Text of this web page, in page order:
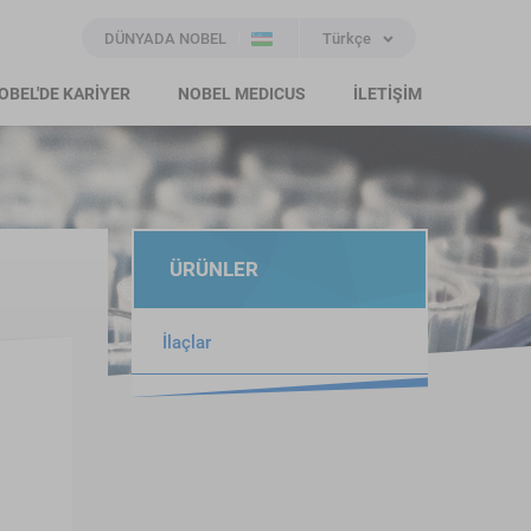
DÜNYADA NOBEL Türkçe
KARİYER NOBEL MEDICUS İLETİŞİM
ÜRÜNLER
İlaçlar